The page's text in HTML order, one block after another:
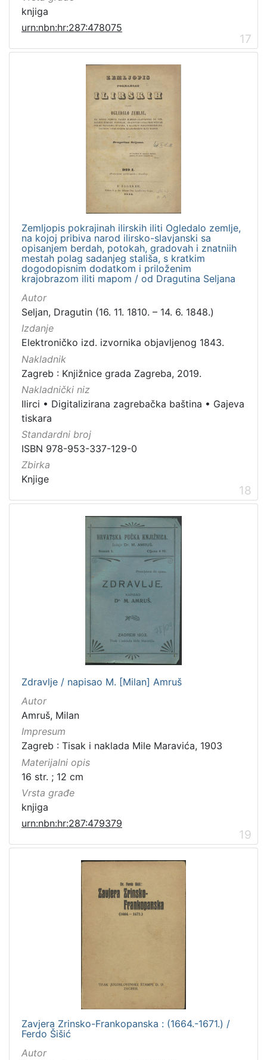
knjiga
urn:nbn:hr:287:478075
17
Zemljopis pokrajinah ilirskih iliti Ogledalo zemlje,
na kojoj pribiva narod ilirsko-slavjanski sa
opisanjem berdah, potokah, gradovah i znatniih
mestah polag sadanjeg stališa, s kratkim
dogodopisnim dodatkom i priloženim
krajobrazom iliti mapom / od Dragutina Seljana
Autor
Seljan, Dragutin (16. 11. 1810. – 14. 6. 1848.)
Izdanje
Elektroničko izd. izvornika objavljenog 1843.
Nakladnik
Zagreb : Knjižnice grada Zagreba, 2019.
Nakladnički niz
Ilirci • Digitalizirana zagrebačka baština • Gajeva
tiskara
Standardni broj
ISBN 978-953-337-129-0
Zbirka
Knjige
18
Zdravlje / napisao M. [Milan] Amruš
Autor
Amruš, Milan
Impresum
Zagreb : Tisak i naklada Mile Maravića, 1903
Materijalni opis
16 str. ; 12 cm
Vrsta građe
knjiga
urn:nbn:hr:287:479379
19
Zavjera Zrinsko-Frankopanska : (1664.-1671.) /
Ferdo Šišić
Autor